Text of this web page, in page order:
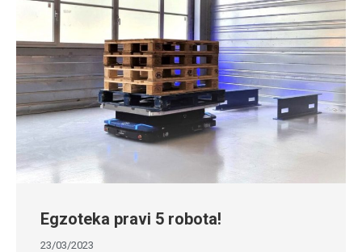
Egzoteka pravi 5 robota!
23/03/2023